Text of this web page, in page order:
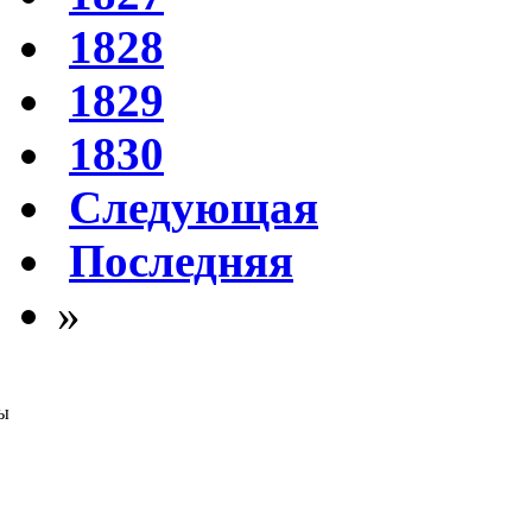
1828
1829
1830
Следующая
Последняя
»